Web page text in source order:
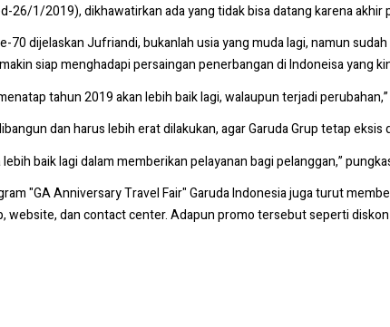
26/1/2019), dikhawatirkan ada yang tidak bisa datang karena akhir
70 dijelaskan Jufriandi, bukanlah usia yang muda lagi, namun
siap menghadapi persaingan penerbangan di Indoneisa yang
tahun 2019 akan lebih baik lagi, walaupun terjadi
dan harus lebih erat dilakukan, agar Garuda Grup tetap eksis
lebih baik lagi dalam memberikan pelayanan bagi pelanggan,”
"GA Anniversary Travel Fair" Garuda Indonesia juga turut
website, dan contact center. Adapun promo tersebut seperti